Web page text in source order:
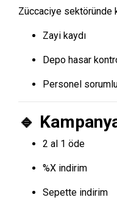
Züccaciye sektöründe
Zayi kaydı
Depo hasar
Personel
🔹
2 al 1 öde
%X indirim
Sepette indirim